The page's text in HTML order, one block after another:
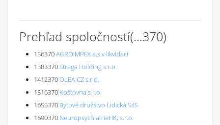
Prehľad spoločností(...370)
156370AGROIMPEX a.s.v likvidaci
1383370Strega Holding s.r.o.
1412370OLEA CZ s.r.o.
1516370 Koštovna s.r.o.
1655370 Bytové družstvo Lidická 545
1690370 NeuropsychiatrieHK, s.r.o.